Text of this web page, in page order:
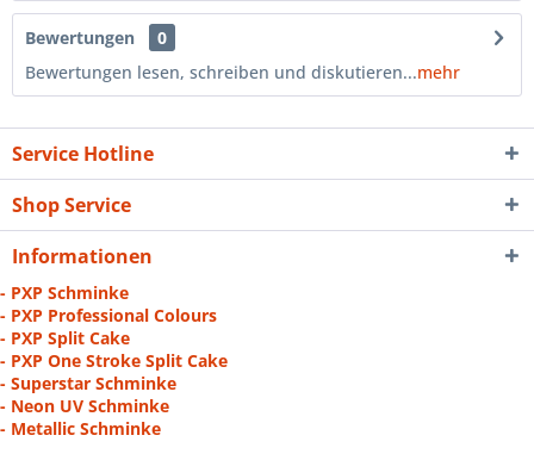
Bewertungen
0
Bewertungen lesen, schreiben und diskutieren...mehr
Service Hotline
Shop Service
Informationen
- PXP Schminke
- PXP Professional Colours
- PXP Split Cake
- PXP One Stroke Split Cake
- Superstar Schminke
- Neon UV Schminke
- Metallic Schminke